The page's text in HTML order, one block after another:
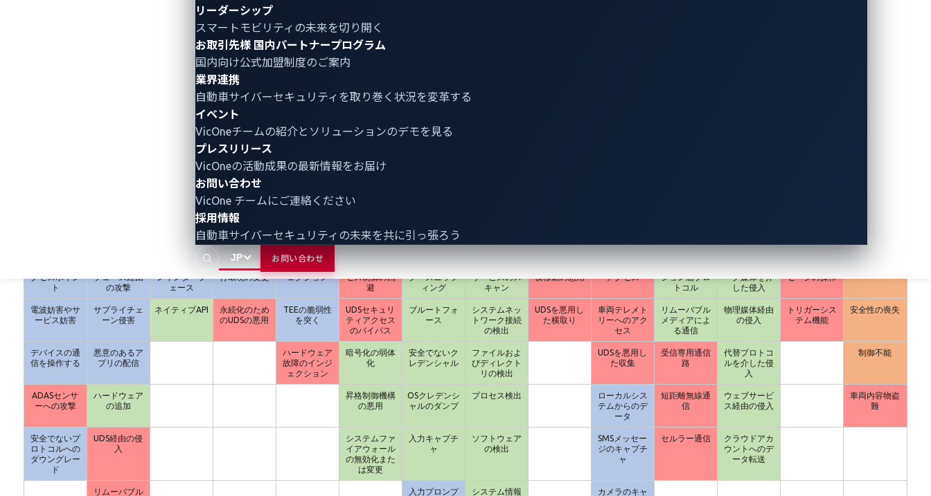
リーダーシップ
スマートモビリティの未来を切り開く
お取引先様 国内パートナープログラム
国内向け公式加盟制度のご案内
業界連携
自動車サイバーセキュリティ を取り巻く状況を変革する
イベント
VicOneチームの紹介とソリューションのデモを見る
プレスリリース
VicOneの活動成果の最新情報をお届け
お問い合わせ
VicOne チームにご連絡ください
採用情報
自動車サイバーセキュリティの未来を共に引っ張ろう
JP お問い合わせ
自動車アタックマッピングとは、サイバー攻撃のライフサイクルを構成するステージに分解し、自動車攻撃のシミュレーションを提供
することです。攻撃者が何を目指しているのか、その攻撃手法を理解することで、セキュリティアナリストは攻撃範囲を明確に把握
し、必要な改善策や改良計画を実行することができます。
MITRE ATT&CK®が敵対者の戦術、技術、手順（TTP）の精選された知識ベースとしてITセキュリティにおいて重要な役割を果たして
います。ひいては自動車産業におけるITセキュリティの役割も考慮して、VicOneはMITRE ATT&CKフレームワークの中でもコネクテ
ッドカーに対するサイバー攻撃に適用できる戦術と技術に焦点を当てています。
不正活動の実
永続化
コマンド/スク
リプト インタ
ープリタ
システムイメ
ージの変更
利用する
回避
(Adversary in
the Middle)
た搾取
プロトコル
ージ
クセスポイン
ト
フェース経由
の攻撃
ンインターフ
ェース
信頼された実
行環境の変更
ェクション
セス制御の回
避
ク・スニッフ
ィング
サービスのス
キャン
横移動の悪用
アクセス
ション層プロ
トコル
ーク媒体を介
した侵入
セージの操作
電波妨害やサ
ービス妨害
サプライチェ
ーン侵害
ネイティブAPI
永続化のため
のUDSの悪用
TEEの脆弱性
を突く
UDSセキュリ
ティアクセス
のバイパス
ブルートフォ
ース
システムネッ
トワーク接続
の検出
UDSを悪用し
た横取り
車両テレメト
リーへのアク
セス
リムーバブル
メディアによ
る通信
物理媒体経由
の侵入
トリガーシス
テム機能
安全性の喪失
デバイスの通
信を操作する
悪意のあるア
プリの配信
ハードウェア
故障のインジ
ェクション
暗号化の弱体
化
安全でないク
レデンシャル
ファイルおよ
びディレクト
リの検出
UDSを悪用し
た収集
受信専用通信
路
代替プロトコ
ルを介した侵
入
制御不能
ADASセンサ
ーへの攻撃
ハードウェア
の追加
昇格制御機構
の悪用
OSクレデンシ
ャルのダンプ
プロセス検出
ローカルシス
テムからのデ
ータ
短距離無線通
信
ウェブサービ
ス経由の侵入
車両内容物盗
難
安全でないプ
ロトコルへの
ダウングレー
ド
UDS経由の侵
入
システムファ
イアウォール
の無効化また
は変更
入力キャプチ
ャ
ソフトウェア
の検出
SMSメッセー
ジのキャプチ
ャ
セルラー通信
クラウドアカ
ウントへのデ
ータ転送
リムーバブル 入力プロンプ システム情報 カメラのキャ